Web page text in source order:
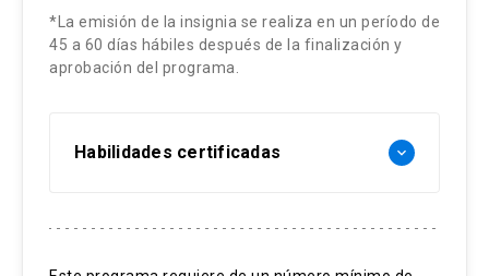
*La emisión de la insignia se realiza en un período de
45 a 60 días hábiles después de la finalización y
aprobación del programa.
Habilidades certificadas keyboard_arrow_down
Cirugía laparoscópica